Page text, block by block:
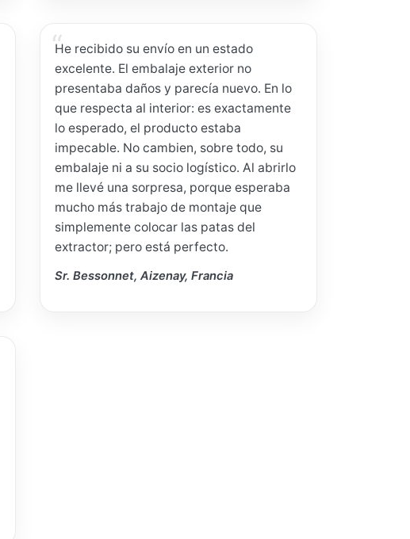
He recibido su envío en un estado
excelente. El embalaje exterior no
presentaba daños y parecía nuevo. En lo
que respecta al interior: es exactamente
lo esperado, el producto estaba
impecable. No cambien, sobre todo, su
embalaje ni a su socio logístico. Al abrirlo
me llevé una sorpresa, porque esperaba
mucho más trabajo de montaje que
simplemente colocar las patas del
extractor; pero está perfecto.
Sr. Bessonnet, Aizenay, Francia